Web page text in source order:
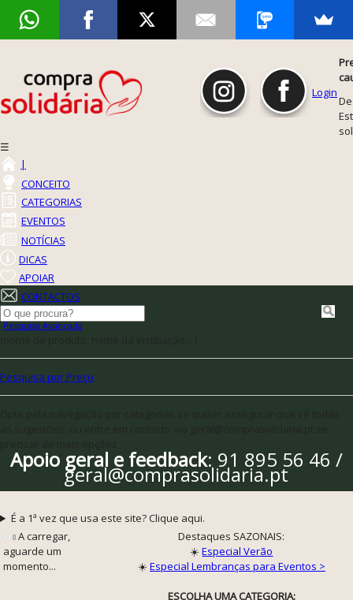
Login
☰
|
CONCEITO
CATEGORIAS
EVENTOS
NOTÍCIAS
DICAS
APOIAR
CONTACTOS
Pesquisa Avançada
Pesquisa por Preço
Apoio geral e feedback: 91 895 56 46 /
geral@comprasolidaria.pt
É a 1ª vez que usa este site? Clique aqui.
A carregar,
aguarde um
momento...
Destaques SAZONAIS:
☀️Especial Verão
☀️Especial Lembranças para Eventos >
ESCOLHA UMA CATEGORIA: